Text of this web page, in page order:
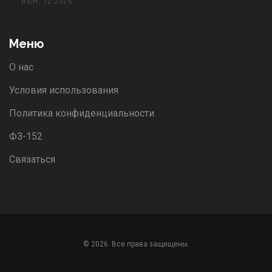
ИЮН, 12 2026
Меню
О нас
Условия использования
Политика конфиденциальности
ФЗ-152
Связаться
© 2026. Все права защищены.